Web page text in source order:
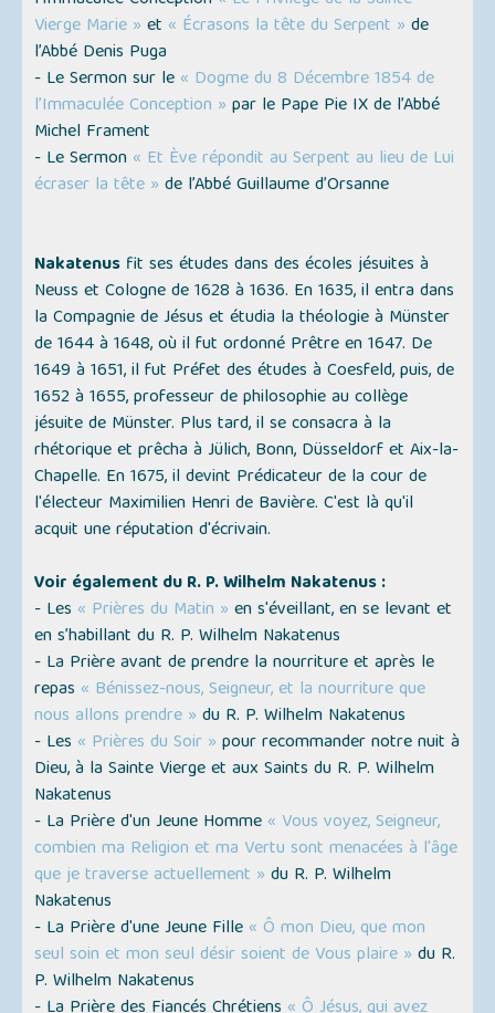
Vierge Marie » et « Écrasons la tête du Serpent » de
l’Abbé Denis Puga
- Le Sermon sur le « Dogme du 8 Décembre 1854 de
l’Immaculée Conception » par le Pape Pie IX de l’Abbé
Michel Frament
- Le Sermon « Et Ève répondit au Serpent au lieu de Lui
écraser la tête » de l’Abbé Guillaume d’Orsanne
Nakatenus fit ses études dans des écoles jésuites à
Neuss et Cologne de 1628 à 1636. En 1635, il entra dans
la Compagnie de Jésus et étudia la théologie à Münster
de 1644 à 1648, où il fut ordonné Prêtre en 1647. De
1649 à 1651, il fut Préfet des études à Coesfeld, puis, de
1652 à 1655, professeur de philosophie au collège
jésuite de Münster. Plus tard, il se consacra à la
rhétorique et prêcha à Jülich, Bonn, Düsseldorf et Aix-la-
Chapelle. En 1675, il devint Prédicateur de la cour de
l'électeur Maximilien Henri de Bavière. C'est là qu'il
acquit une réputation d'écrivain.
Voir également du R. P. Wilhelm Nakatenus :
- Les « Prières du Matin » en s'éveillant, en se levant et
en s’habillant du R. P. Wilhelm Nakatenus
- La Prière avant de prendre la nourriture et après le
repas « Bénissez-nous, Seigneur, et la nourriture que
nous allons prendre » du R. P. Wilhelm Nakatenus
- Les « Prières du Soir » pour recommander notre nuit à
Dieu, à la Sainte Vierge et aux Saints du R. P. Wilhelm
Nakatenus
- La Prière d'un Jeune Homme « Vous voyez, Seigneur,
combien ma Religion et ma Vertu sont menacées à l'âge
que je traverse actuellement » du R. P. Wilhelm
Nakatenus
- La Prière d'une Jeune Fille « Ô mon Dieu, que mon
seul soin et mon seul désir soient de Vous plaire » du R.
P. Wilhelm Nakatenus